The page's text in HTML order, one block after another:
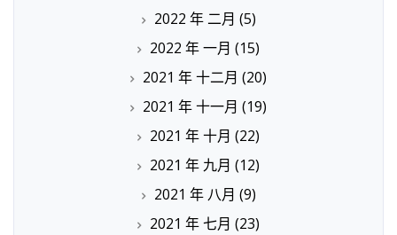
2022 年 二月 (5)
2022 年 一月 (15)
2021 年 十二月 (20)
2021 年 十一月 (19)
2021 年 十月 (22)
2021 年 九月 (12)
2021 年 八月 (9)
2021 年 七月 (23)